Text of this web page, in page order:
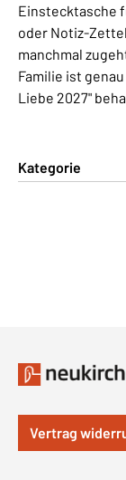
Einstecktasche
oder Notiz-
manchmal
Familie ist
Liebe 2027"
Kategorie
Vertrag